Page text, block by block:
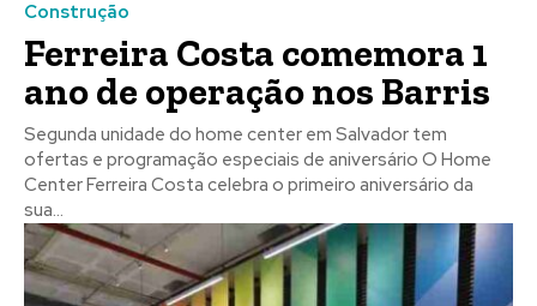
Construção
Ferreira Costa comemora 1
ano de operação nos Barris
Segunda unidade do home center em Salvador tem
ofertas e programação especiais de aniversário O Home
Center Ferreira Costa celebra o primeiro aniversário da
sua...